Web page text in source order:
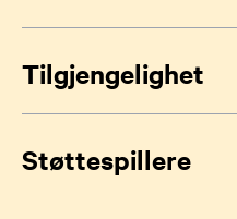
Tilgjengelighet
Støttespillere